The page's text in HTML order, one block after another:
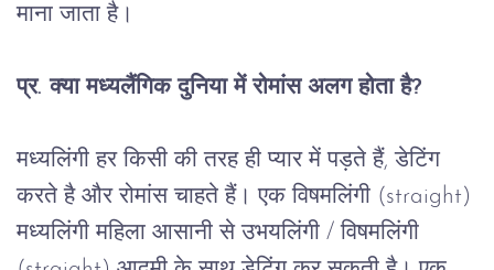
माना जाता है।
प्र. क्या मध्यलैंगिक दुनिया में रोमांस अलग होता है?
मध्यलिंगी हर किसी की तरह ही प्यार में पड़ते हैं, डेटिंग
करते है और रोमांस चाहते हैं। एक विषमलिंगी (straight)
मध्यलिंगी महिला आसानी से उभयलिंगी / विषमलिंगी